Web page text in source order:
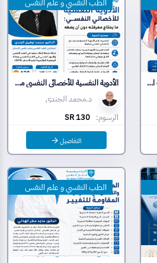
العلاج المعرفي السلوكي لاضطرابات القلق والاكتئاب
الطب النفسي و علم النفس
الأدوية النفسية للأخصائي النفسي ما يحتاج معرفته دون أن يصفه
د.محمد الجندي
الرسوم: SR 130
التفاصيل
الطب النفسي و علم النفس